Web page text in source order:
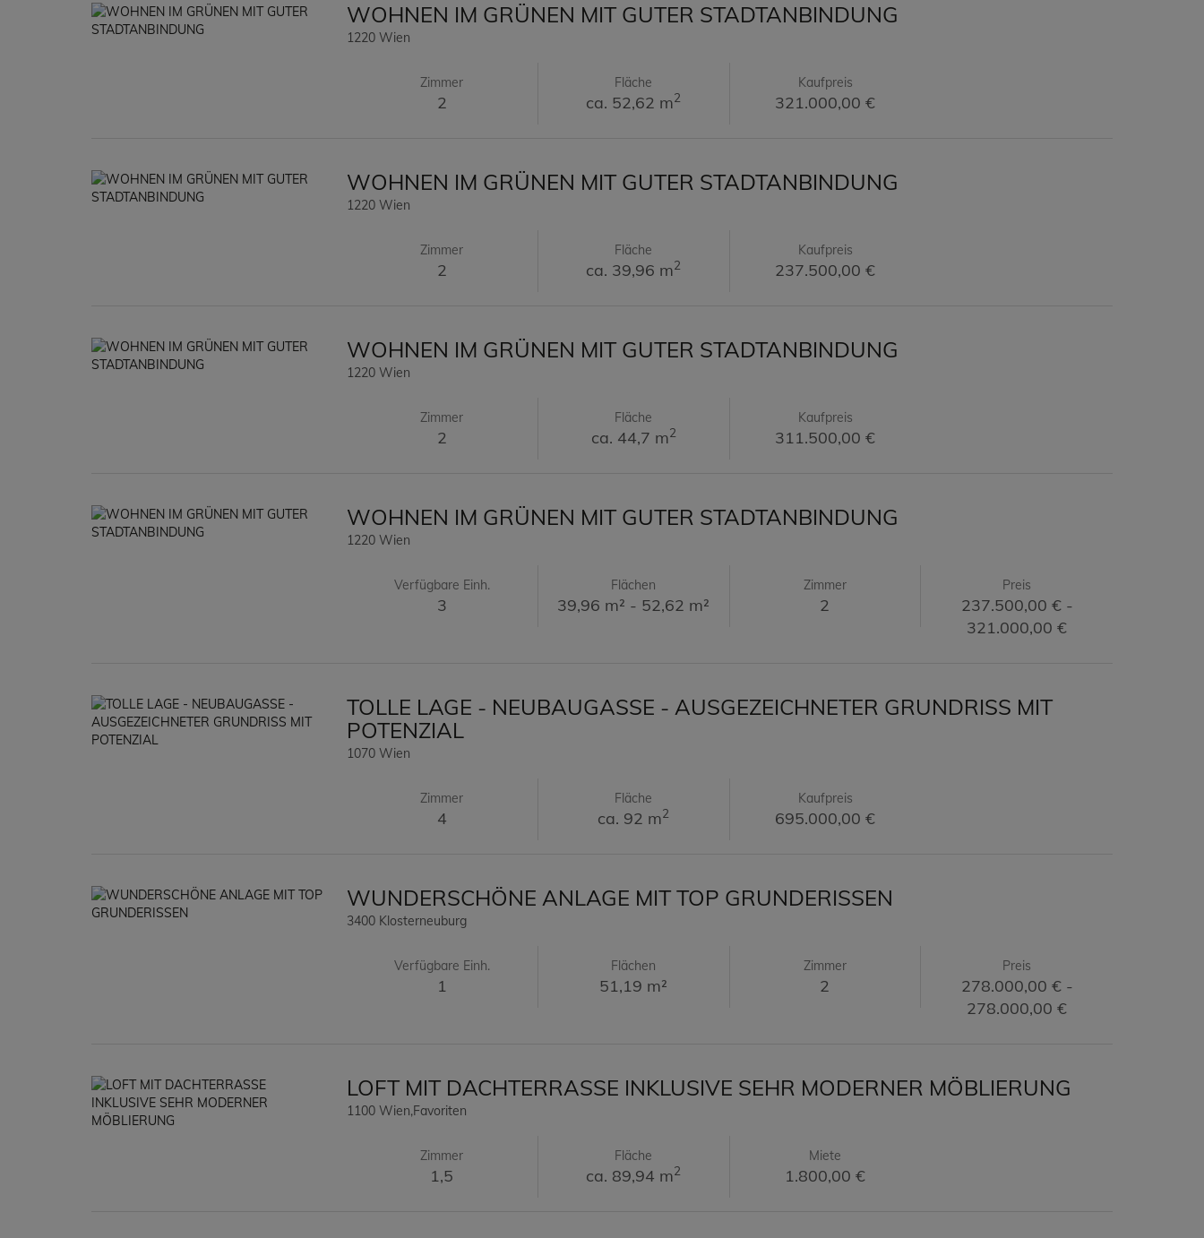
WOHNEN IM GRÜNEN MIT GUTER STADTANBINDUNG
1220 Wien
Zimmer
2
Fläche
ca. 52,62 m2
Kaufpreis
321.000,00 €
WOHNEN IM GRÜNEN MIT GUTER STADTANBINDUNG
1220 Wien
Zimmer
2
Fläche
ca. 39,96 m2
Kaufpreis
237.500,00 €
WOHNEN IM GRÜNEN MIT GUTER STADTANBINDUNG
1220 Wien
Zimmer
2
Fläche
ca. 44,7 m2
Kaufpreis
311.500,00 €
WOHNEN IM GRÜNEN MIT GUTER STADTANBINDUNG
1220 Wien
Verfügbare Einh.
3
Flächen
39,96 m² - 52,62 m²
Zimmer
2
Preis
237.500,00 € -
321.000,00 €
TOLLE LAGE - NEUBAUGASSE - AUSGEZEICHNETER GRUNDRISS MIT
POTENZIAL
1070 Wien
Zimmer
4
Fläche
ca. 92 m2
Kaufpreis
695.000,00 €
WUNDERSCHÖNE ANLAGE MIT TOP GRUNDERISSEN
3400 Klosterneuburg
Verfügbare Einh.
1
Flächen
51,19 m²
Zimmer
2
Preis
278.000,00 € -
278.000,00 €
LOFT MIT DACHTERRASSE INKLUSIVE SEHR MODERNER MÖBLIERUNG
1100 Wien,Favoriten
Zimmer
1,5
Fläche
ca. 89,94 m2
Miete
1.800,00 €